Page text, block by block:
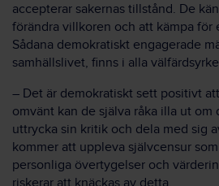
accepterar sakernas tillstånd. De
förändra villkoren och att kämpa för
Sådana demokratiskt engagerade
samhällslivet, finns i alla
– Det är demokratiskt sett positivt
omvänt kan de själva råka illa ut om
uttrycka sin kritik och dela med sig
kommer att uppleva självcensur
personliga övertygelser och
riskerar att knäckas av detta.